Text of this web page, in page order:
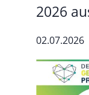
2026
02.07.2026